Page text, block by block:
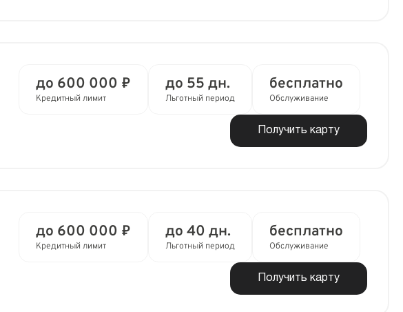
до 600 000 ₽
Кредитный лимит
до 55 дн.
Льготный период
бесплатно
Обслуживание
Получить карту
до 600 000 ₽
Кредитный лимит
до 40 дн.
Льготный период
бесплатно
Обслуживание
Получить карту